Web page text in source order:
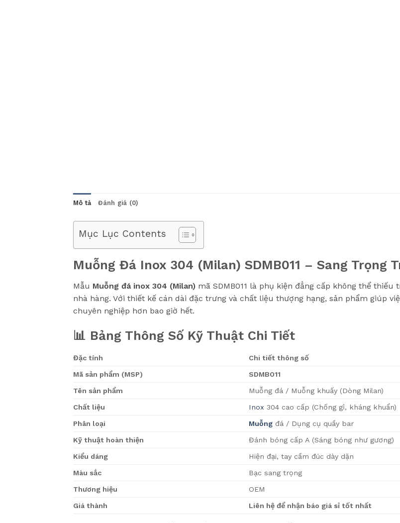
Mô tả Đánh giá (0)
Mục Lục Contents
Muỗng Đá Inox 304 (Milan) SDMB011 – Sang Trọng
Mẫu Muỗng đá inox 304 (Milan) mã SDMB011 là phụ kiện đẳng cấp không thể
nhà hàng. Với thiết kế cán dài đặc trưng và chất liệu thượng hạng, sản phẩm giúp
chuyên nghiệp hơn bao giờ hết.
📊 Bảng Thông Số Kỹ Thuật Chi Tiết
Đặc tính Chi tiết thông số
Mã sản phẩm (MSP) SDMB011
Tên sản phẩm Muỗng đá / Muỗng khuấy (Dòng Milan)
Chất liệu Inox 304 cao cấp (Chống gỉ, kháng khuẩn)
Phân loại Muỗng đá / Dụng cụ quầy bar
Kỹ thuật hoàn thiện Đánh bóng cấp A (Sáng bóng như gương)
Kiểu dáng Hiện đại, tay cầm đúc dày dặn
Màu sắc Bạc sang trọng
Thương hiệu OEM
Giá thành Liên hệ để nhận báo giá sỉ tốt nhất